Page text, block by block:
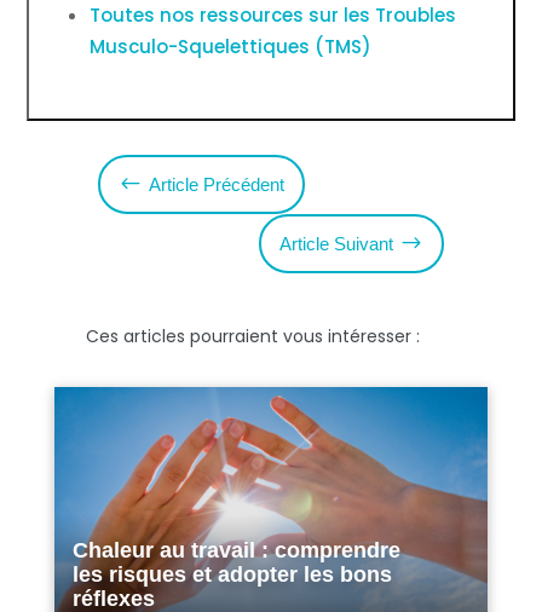
Toutes nos ressources sur les Troubles
Musculo-Squelettiques (TMS)
# Article Précédent
Article Suivant $
Ces articles pourraient vous intéresser :
Chaleur au travail : comprendre
les risques et adopter les bons
réflexes